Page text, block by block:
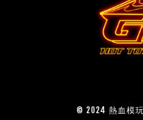
© 2024 熱血模